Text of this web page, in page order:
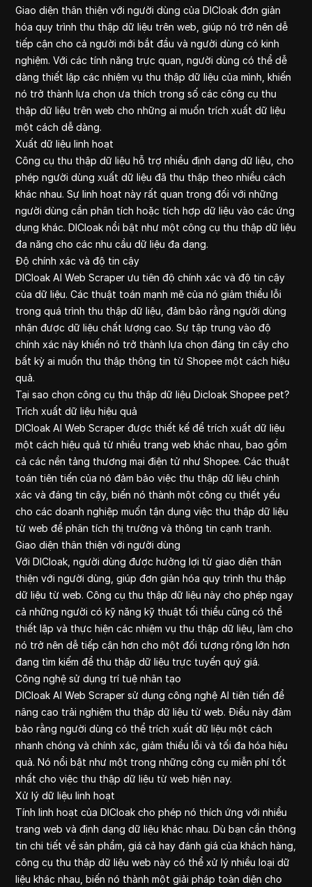
Giao diện thân thiện với người dùng của DICloak đơn giản
hóa quy trình thu thập dữ liệu trên web, giúp nó trở nên dễ
tiếp cận cho cả người mới bắt đầu và người dùng có kinh
nghiệm. Với các tính năng trực quan, người dùng có thể dễ
dàng thiết lập các nhiệm vụ thu thập dữ liệu của mình, khiến
nó trở thành lựa chọn ưa thích trong số các công cụ thu
thập dữ liệu trên web cho những ai muốn trích xuất dữ liệu
một cách dễ dàng.
Xuất dữ liệu linh hoạt
Công cụ thu thập dữ liệu hỗ trợ nhiều định dạng dữ liệu, cho
phép người dùng xuất dữ liệu đã thu thập theo nhiều cách
khác nhau. Sự linh hoạt này rất quan trọng đối với những
người dùng cần phân tích hoặc tích hợp dữ liệu vào các ứng
dụng khác. DICloak nổi bật như một công cụ thu thập dữ liệu
đa năng cho các nhu cầu dữ liệu đa dạng.
Độ chính xác và độ tin cậy
DICloak AI Web Scraper ưu tiên độ chính xác và độ tin cậy
của dữ liệu. Các thuật toán mạnh mẽ của nó giảm thiểu lỗi
trong quá trình thu thập dữ liệu, đảm bảo rằng người dùng
nhận được dữ liệu chất lượng cao. Sự tập trung vào độ
chính xác này khiến nó trở thành lựa chọn đáng tin cậy cho
bất kỳ ai muốn thu thập thông tin từ Shopee một cách hiệu
quả.
Tại sao chọn công cụ thu thập dữ liệu Dicloak Shopee pet?
Trích xuất dữ liệu hiệu quả
DICloak AI Web Scraper được thiết kế để trích xuất dữ liệu
một cách hiệu quả từ nhiều trang web khác nhau, bao gồm
cả các nền tảng thương mại điện tử như Shopee. Các thuật
toán tiên tiến của nó đảm bảo việc thu thập dữ liệu chính
xác và đáng tin cậy, biến nó thành một công cụ thiết yếu
cho các doanh nghiệp muốn tận dụng việc thu thập dữ liệu
từ web để phân tích thị trường và thông tin cạnh tranh.
Giao diện thân thiện với người dùng
Với DICloak, người dùng được hưởng lợi từ giao diện thân
thiện với người dùng, giúp đơn giản hóa quy trình thu thập
dữ liệu từ web. Công cụ thu thập dữ liệu này cho phép ngay
cả những người có kỹ năng kỹ thuật tối thiểu cũng có thể
thiết lập và thực hiện các nhiệm vụ thu thập dữ liệu, làm cho
nó trở nên dễ tiếp cận hơn cho một đối tượng rộng lớn hơn
đang tìm kiếm để thu thập dữ liệu trực tuyến quý giá.
Công nghệ sử dụng trí tuệ nhân tạo
DICloak AI Web Scraper sử dụng công nghệ AI tiên tiến để
nâng cao trải nghiệm thu thập dữ liệu từ web. Điều này đảm
bảo rằng người dùng có thể trích xuất dữ liệu một cách
nhanh chóng và chính xác, giảm thiểu lỗi và tối đa hóa hiệu
quả. Nó nổi bật như một trong những công cụ miễn phí tốt
nhất cho việc thu thập dữ liệu từ web hiện nay.
Xử lý dữ liệu linh hoạt
Tính linh hoạt của DICloak cho phép nó thích ứng với nhiều
trang web và định dạng dữ liệu khác nhau. Dù bạn cần thông
tin chi tiết về sản phẩm, giá cả hay đánh giá của khách hàng,
công cụ thu thập dữ liệu web này có thể xử lý nhiều loại dữ
liệu khác nhau, biến nó thành một giải pháp toàn diện cho